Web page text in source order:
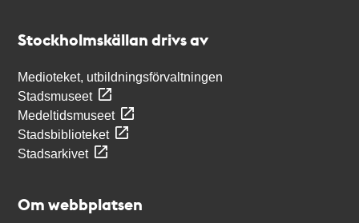
Stockholmskällan drivs av
Medioteket, utbildningsförvaltningen
Stadsmuseet
Medeltidsmuseet
Stadsbiblioteket
Stadsarkivet
Om webbplatsen